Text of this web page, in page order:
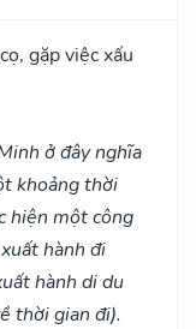
gặp việc xấu
ở đây nghĩa
khoảng thời
hiện một công
hành đi
hành di du
thời gian đi).